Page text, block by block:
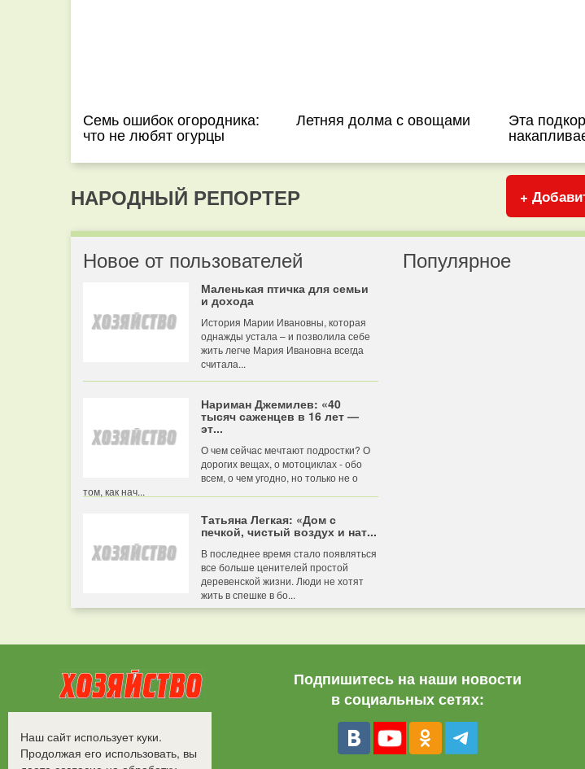
Семь ошибок огородника:
что не любят огурцы
Летняя долма с овощами Эта
НАРОДНЫЙ РЕПОРТЕР +
Новое от пользователей
Маленькая птичка для семьи
и дохода
История Марии Ивановны, которая
однажды устала – и позволила себе
жить легче Мария Ивановна всегда
считала...
Нариман Джемилев: «40
тысяч саженцев в 16 лет —
эт...
О чем сейчас мечтают подростки? О
дорогих вещах, о мотоциклах - обо
всем, о чем угодно, но только не о
том, как нач...
Татьяна Легкая: «Дом с
печкой, чистый воздух и нат...
В последнее время стало появляться
все больше ценителей простой
деревенской жизни. Люди не хотят
жить в спешке в бо...
Популярное
Все права защищены.
©2008-2017 - "Хозяйство"
Подпишитесь на наши новости
в социальных сетях:
Наш сайт использует куки.
Продолжая его использовать, вы